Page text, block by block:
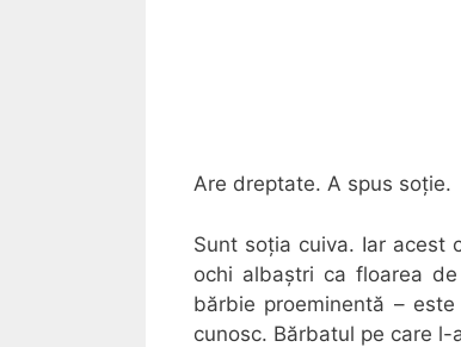
Are dreptate. A spus soție.
Sunt soția cuiva. Iar acest
ochi albaștri ca floarea
bărbie proeminentă –
cunosc. Bărbatul pe care